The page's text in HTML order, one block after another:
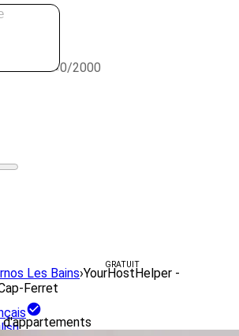
0/2000
GRATUIT
Les Bains›YourHostHelper -
Ferret